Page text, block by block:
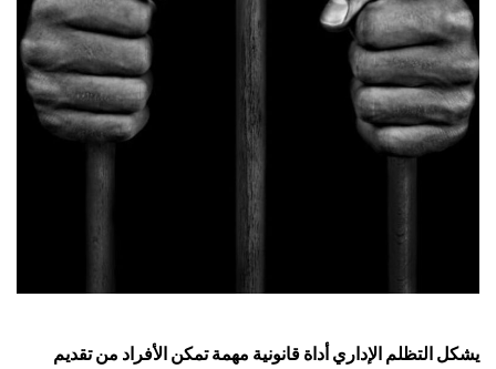
يشكل التظلم الإداري أداة قانونية مهمة تمكن الأفراد من تقديم